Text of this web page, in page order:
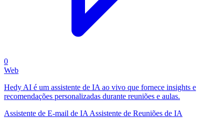
0
Web
Hedy AI é um assistente de IA ao vivo que fornece insights e
recomendações personalizadas durante reuniões e aulas.
Assistente de E-mail de IA Assistente de Reuniões de IA